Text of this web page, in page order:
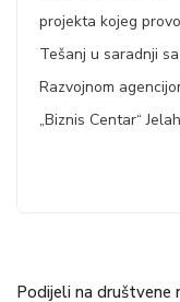
projekta kojeg
Tešanj u saradnji
Razvojnom
„Biznis Centar“
Podijeli na društvene